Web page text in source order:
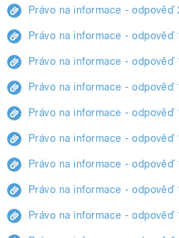
Právo na informace - odpověď
Právo na informace - odpověď
Právo na informace - odpověď
Právo na informace - odpověď
Právo na informace - odpověď
Právo na informace - odpověď
Právo na informace - odpověď
Právo na informace - odpověď
Právo na informace - odpověď